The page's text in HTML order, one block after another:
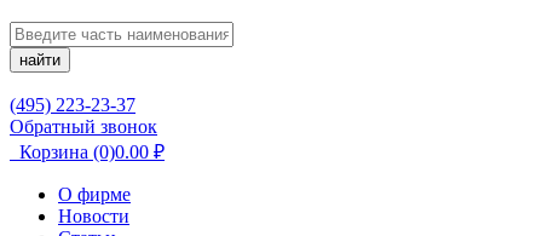
найти
(495) 223-23-37
Обратный звонок
Корзина (0)0.00 ₽
О фирме
Новости